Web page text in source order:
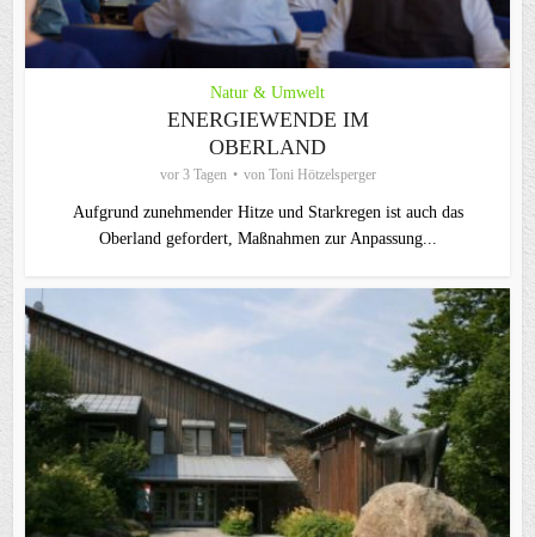
Natur & Umwelt
ENERGIEWENDE IM
OBERLAND
vor 3 Tagen von Toni Hötzelsperger
Aufgrund zunehmender Hitze und Starkregen ist auch das
Oberland gefordert, Maßnahmen zur Anpassung...